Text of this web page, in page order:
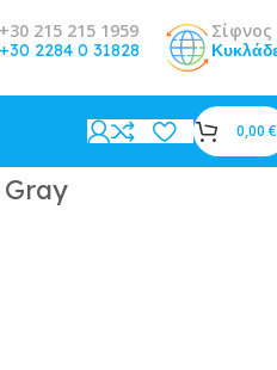
+30 215 215 1959
+30 2284 0 31828
Σίφνος
0,00 €
Gray